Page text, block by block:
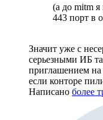
(а до mitm я
443 порт в
Значит уже с
серьезными ИБ
приглашением на
если конторе
Написано более